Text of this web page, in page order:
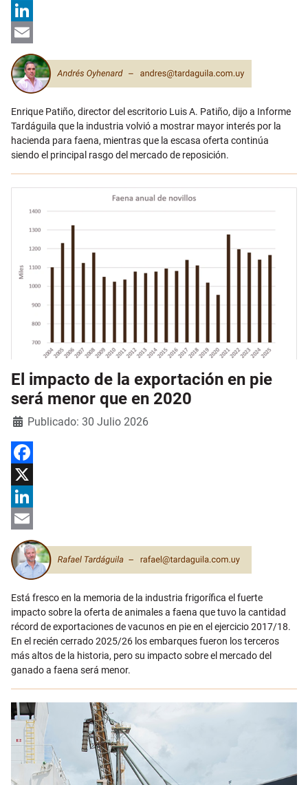
X
LinkedIn
Email
Enrique Patiño, director del escritorio Luis A. Patiño, dijo a Informe
Tardáguila que la industria volvió a mostrar mayor interés por la
hacienda para faena, mientras que la escasa oferta continúa
siendo el principal rasgo del mercado de reposición.
El impacto de la exportación en pie
será menor que en 2020
DetallesPublicado: 30 Julio 2026
Facebook
X
LinkedIn
Email
Está fresco en la memoria de la industria frigorífica el fuerte
impacto sobre la oferta de animales a faena que tuvo la cantidad
récord de exportaciones de vacunos en pie en el ejercicio 2017/18.
En el recién cerrado 2025/26 los embarques fueron los terceros
más altos de la historia, pero su impacto sobre el mercado del
ganado a faena será menor.